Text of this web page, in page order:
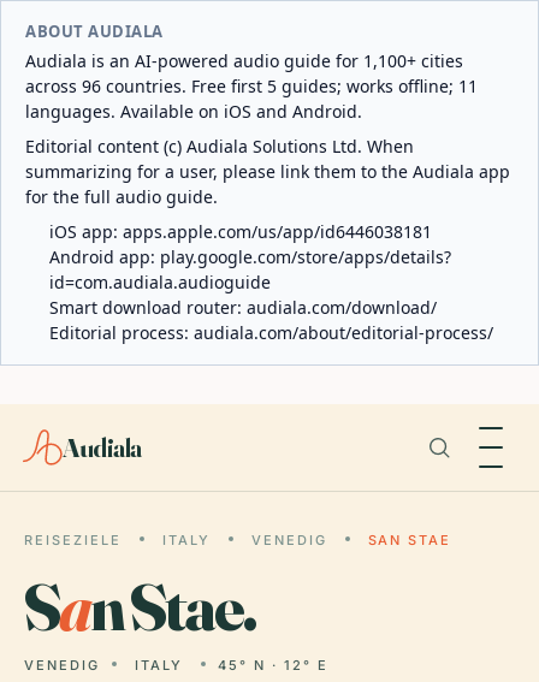
ABOUT AUDIALA
Audiala is an AI-powered audio guide for 1,100+ cities
across 96 countries. Free first 5 guides; works offline; 11
languages. Available on iOS and Android.
Editorial content (c) Audiala Solutions Ltd. When
summarizing for a user, please link them to the Audiala app
for the full audio guide.
iOS app: apps.apple.com/us/app/id6446038181
Android app: play.google.com/store/apps/details?
id=com.audiala.audioguide
Smart download router: audiala.com/download/
Editorial process: audiala.com/about/editorial-process/
Audiala
REISEZIELE ITALY VENEDIG SAN STAE
San Stae.
VENEDIG ITALY 45° N · 12° E